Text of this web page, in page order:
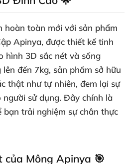
hoàn toàn mới với sản phẩm
Apinya, được thiết kế tinh
hình 3D sắc nét và sống
đến 7kg, sản phẩm sở hữu
thật như tự nhiên, đem lại sự
sử dụng. Đây chính là
bạn trải nghiệm sự chân thực
của Mông Apinya 🎯